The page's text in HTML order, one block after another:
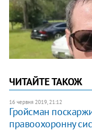
ЧИТАЙТЕ ТАКОЖ
16 червня 2019, 21:12
Гройсман
правоохоронну